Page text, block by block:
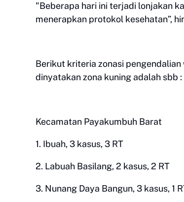
"Beberapa hari ini terjadi lonjakan
menerapkan protokol kesehatan”,
Berikut kriteria zonasi
dinyatakan zona kuning adalah sbb :
Kecamatan Payakumbuh Barat
1. Ibuah, 3 kasus, 3 RT
2. Labuah Basilang, 2 kasus, 2 RT
3. Nunang Daya Bangun, 3 kasus, 1